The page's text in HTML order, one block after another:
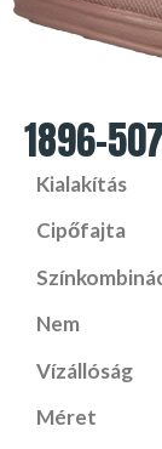
1896-
Kialakítás
Cipőfajta
Nem
Vízállóság
Méret